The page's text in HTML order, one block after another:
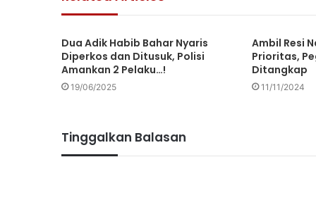
Dua Adik Habib Bahar Nyaris
Diperkos dan Ditusuk, Polisi
Amankan 2 Pelaku…!
19/06/2025
Ambil Resi
Prioritas,
Ditangkap
11/11/2024
Tinggalkan Balasan